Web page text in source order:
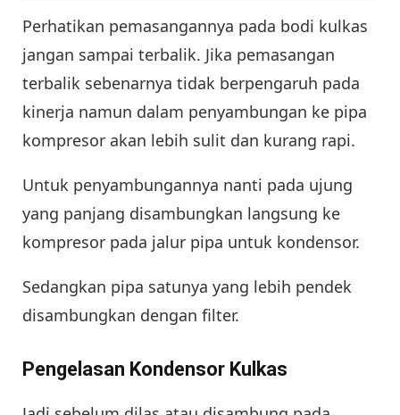
Perhatikan pemasangannya pada bodi kulkas
jangan sampai terbalik. Jika pemasangan
terbalik sebenarnya tidak berpengaruh pada
kinerja namun dalam penyambungan ke pipa
kompresor akan lebih sulit dan kurang rapi.
Untuk penyambungannya nanti pada ujung
yang panjang disambungkan langsung ke
kompresor pada jalur pipa untuk kondensor.
Sedangkan pipa satunya yang lebih pendek
disambungkan dengan filter.
Pengelasan Kondensor Kulkas